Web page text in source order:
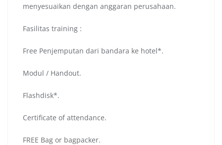
menyesuaikan dengan anggaran perusahaan.
Fasilitas training :
Free Penjemputan dari bandara ke hotel*.
Modul / Handout.
Flashdisk*.
Certificate of attendance.
FREE Bag or bagpacker.